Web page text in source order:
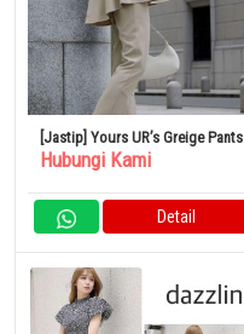
[Jastip] Yours UR’s Greige Pants
Hubungi Kami
Detail